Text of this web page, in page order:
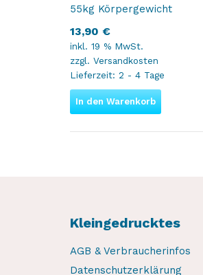
55kg Körpergewicht
13,90 €
inkl. 19 % MwSt.
zzgl. Versandkosten
Lieferzeit: 2 - 4 Tage
In den Warenkorb
Kleingedrucktes
AGB & Verbraucherinfos
Datenschutzerklärung